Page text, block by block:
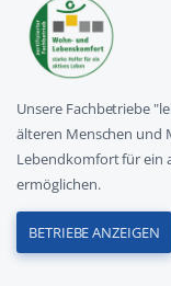
Unsere Fachbetriebe
älteren Menschen und
Lebendkomfort für ein
ermöglichen.
BETRIEBE ANZEIGEN